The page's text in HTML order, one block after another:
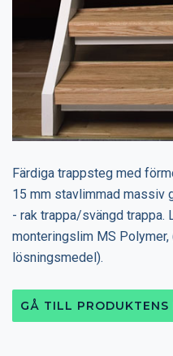
Färdiga trappsteg med
15 mm stavlimmad massiv
- rak trappa/svängd trappa.
monteringslim MS Polymer,
lösningsmedel).
GÅ TILL PRODUKTENS